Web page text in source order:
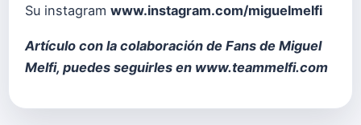
Su instagram www.instagram.com/miguelmelfi
Artículo con la colaboración de Fans de Miguel
Melfi, puedes seguirles en www.teammelfi.com